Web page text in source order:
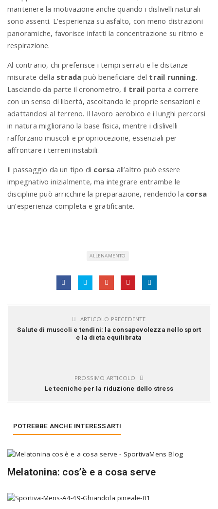
mantenere la motivazione anche quando i dislivelli naturali
sono assenti. L’esperienza su asfalto, con meno distrazioni
panoramiche, favorisce infatti la concentrazione su ritmo e
respirazione.
Al contrario, chi preferisce i tempi serrati e le distanze
misurate della strada può beneficiare del trail running.
Lasciando da parte il cronometro, il trail porta a correre
con un senso di libertà, ascoltando le proprie sensazioni e
adattandosi al terreno. Il lavoro aerobico e i lunghi percorsi
in natura migliorano la base fisica, mentre i dislivelli
rafforzano muscoli e propriocezione, essenziali per
affrontare i terreni instabili.
Il passaggio da un tipo di corsa all’altro può essere
impegnativo inizialmente, ma integrare entrambe le
discipline può arricchire la preparazione, rendendo la corsa
un’esperienza completa e gratificante.
ALLENAMENTO
ARTICOLO PRECEDENTE
Salute di muscoli e tendini: la consapevolezza nello sport
e la dieta equilibrata
PROSSIMO ARTICOLO
Le tecniche per la riduzione dello stress
POTREBBE ANCHE INTERESSARTI
Melatonina: cos’è e a cosa serve